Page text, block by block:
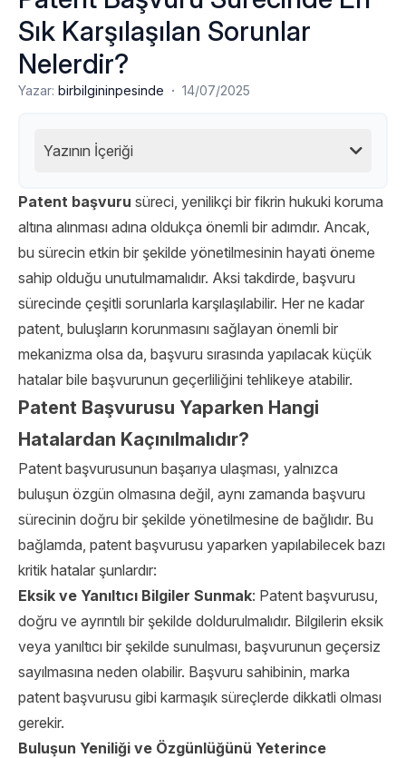
Sık Karşılaşılan Sorunlar
Nelerdir?
Yazar: birbilgininpesinde · 14/07/2025
Yazının İçeriği
Patent başvuru süreci, yenilikçi bir fikrin hukuki koruma
altına alınması adına oldukça önemli bir adımdır. Ancak,
bu sürecin etkin bir şekilde yönetilmesinin hayati öneme
sahip olduğu unutulmamalıdır. Aksi takdirde, başvuru
sürecinde çeşitli sorunlarla karşılaşılabilir. Her ne kadar
patent, buluşların korunmasını sağlayan önemli bir
mekanizma olsa da, başvuru sırasında yapılacak küçük
hatalar bile başvurunun geçerliliğini tehlikeye atabilir.
Patent Başvurusu Yaparken Hangi
Hatalardan Kaçınılmalıdır?
Patent başvurusunun başarıya ulaşması, yalnızca
buluşun özgün olmasına değil, aynı zamanda başvuru
sürecinin doğru bir şekilde yönetilmesine de bağlıdır. Bu
bağlamda, patent başvurusu yaparken yapılabilecek bazı
kritik hatalar şunlardır:
Eksik ve Yanıltıcı Bilgiler Sunmak: Patent başvurusu,
doğru ve ayrıntılı bir şekilde doldurulmalıdır. Bilgilerin eksik
veya yanıltıcı bir şekilde sunulması, başvurunun geçersiz
sayılmasına neden olabilir. Başvuru sahibinin, marka
patent başvurusu gibi karmaşık süreçlerde dikkatli olması
gerekir.
Buluşun Yeniliği ve Özgünlüğünü Yeterince